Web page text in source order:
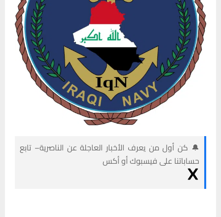
🔔 كن أول من يعرف الأخبار العاجلة عن الناصرية– تابع
حساباتنا على فيسبوك أو أكس